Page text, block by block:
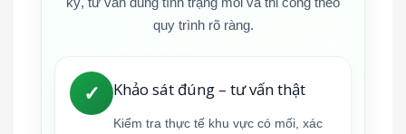
quy trình rõ ràng.
✓ Khảo sát đúng – tư vấn thật
Kiểm tra thực tế khu vực có mối, xác